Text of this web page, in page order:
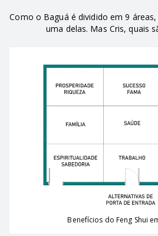
Como o Baguá é dividido em 9
uma delas. Mas Cris, quais
Benefícios do Feng Shui